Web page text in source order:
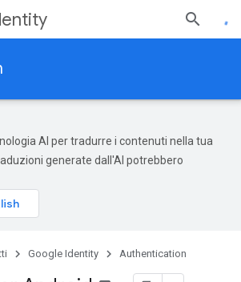
AI per tradurre i contenuti nella tua
generate dall'AI potrebbero
Google Identity Authentication